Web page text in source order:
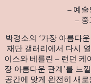
– 예술
– 중
박경소의 ‘가장 아름다
재단 갤러리에서 다시
이스와 베를린 – 런던 케
장 아름다운 관계’를 느
공간에 맞게 완전히 새